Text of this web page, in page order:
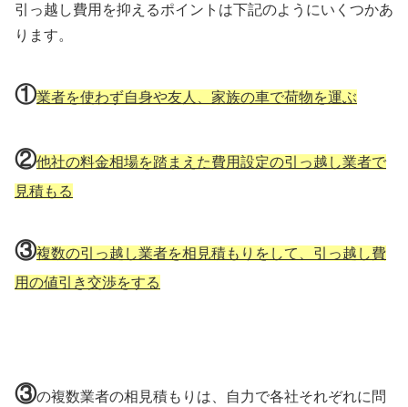
引っ越し費用を抑えるポイントは下記のようにいくつかあ
ります。
①業者を使わず自身や友人、家族の車で荷物を運ぶ
②他社の料金相場を踏まえた費用設定の引っ越し業者で
見積もる
③複数の引っ越し業者を相見積もりをして、引っ越し費
用の値引き交渉をする
③の複数業者の相見積もりは、自力で各社それぞれに問